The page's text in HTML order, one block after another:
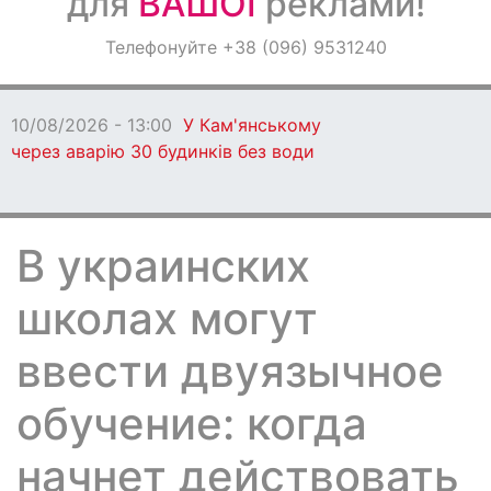
ОголошенняТелефонуйте +38 (096) 9531240
10/08/2026 - 13:00 У Кам'янському
через аварію 30 будинків без води
В украинских
школах могут
ввести двуязычное
обучение: когда
начнет действовать